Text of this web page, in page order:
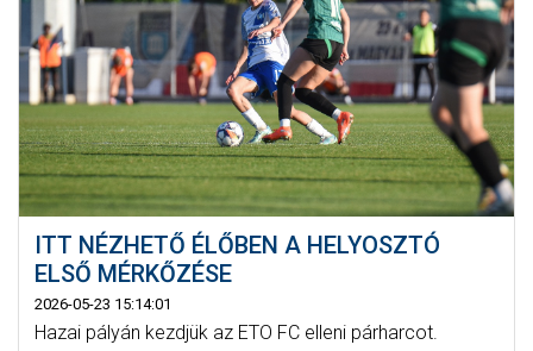
ITT NÉZHETŐ ÉLŐBEN A HELYOSZTÓ
ELSŐ MÉRKŐZÉSE
2026-05-23 15:14:01
Hazai pályán kezdjük az ETO FC elleni párharcot.